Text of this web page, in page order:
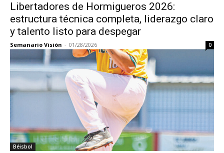
Libertadores de Hormigueros 2026:
estructura técnica completa, liderazgo claro
y talento listo para despegar
Semanario Visión - 01/28/2026 0
Béisbol